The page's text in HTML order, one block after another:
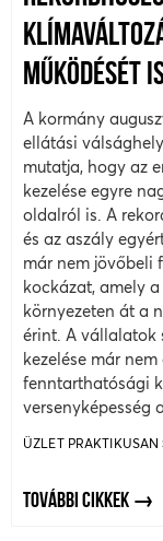
MŰKÖDÉSÉT
A kormány
ellátási
mutatja, hogy az
kezelése egyre
oldalról is. A
és az aszály
már nem jövőbeli
kockázat, amely
környezeten át a
érint. A vállalatok
kezelése már
fenntarthatósági
versenyképesség
ÜZLET PRAKTIKUSAN
TOVÁBBI CIKKEK